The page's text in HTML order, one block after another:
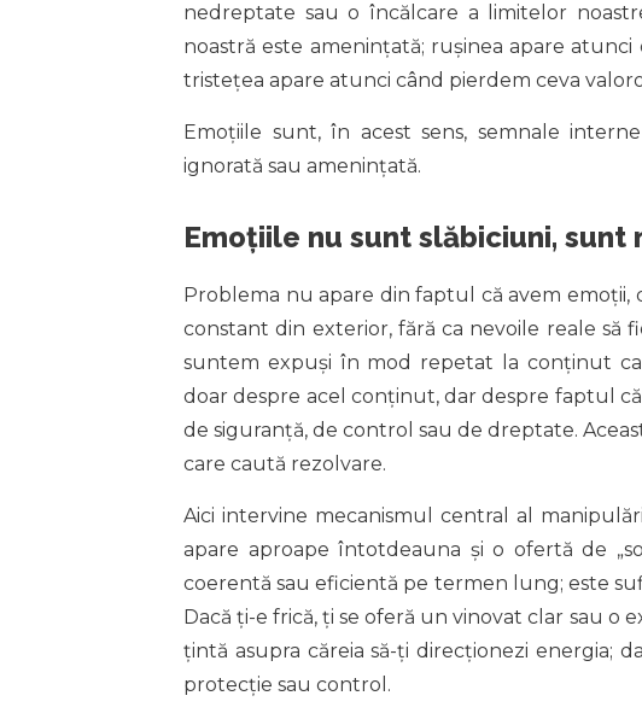
nedreptate sau o încălcare a limitelor
noastră este amenințată; rușinea apare
tristețea apare atunci când pierdem ceva
Emoțiile sunt, în acest sens, semnale
ignorată sau amenințată.
Emoțiile nu sunt slăbiciuni, sunt
Problema nu apare din faptul că avem
constant din exterior, fără ca nevoile reale să
suntem expuși în mod repetat la conținut
doar despre acel conținut, dar despre faptul
de siguranță, de control sau de dreptate.
care caută rezolvare.
Aici intervine mecanismul central al
apare aproape întotdeauna și o ofertă de
coerentă sau eficientă pe termen lung; este
Dacă ți-e frică, ți se oferă un vinovat clar sau o
țintă asupra căreia să-ți direcționezi energia;
protecție sau control.